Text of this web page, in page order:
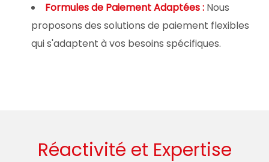
Formules de Paiement Adaptées : Nous
proposons des solutions de paiement flexibles
qui s'adaptent à vos besoins spécifiques.
Réactivité et Expertise